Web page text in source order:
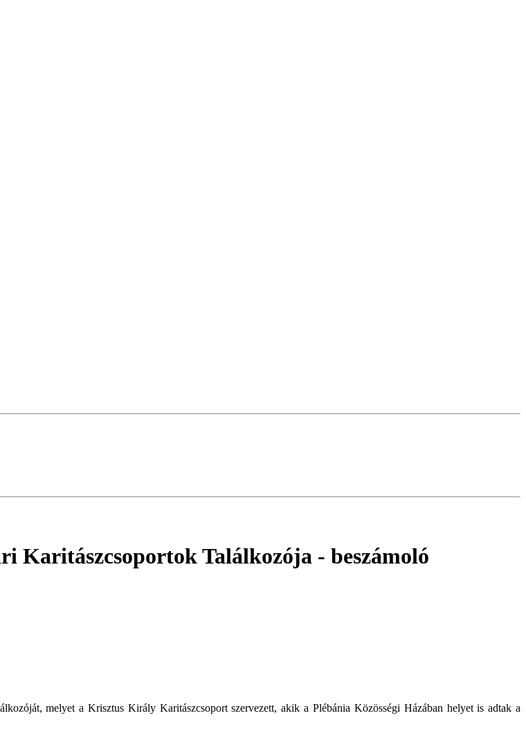
Karitászcsoportok Találkozója - beszámoló
melyet a Krisztus Király Karitászcsoport szervezett, akik a Plébánia Közösségi Házában helyet is adtak a